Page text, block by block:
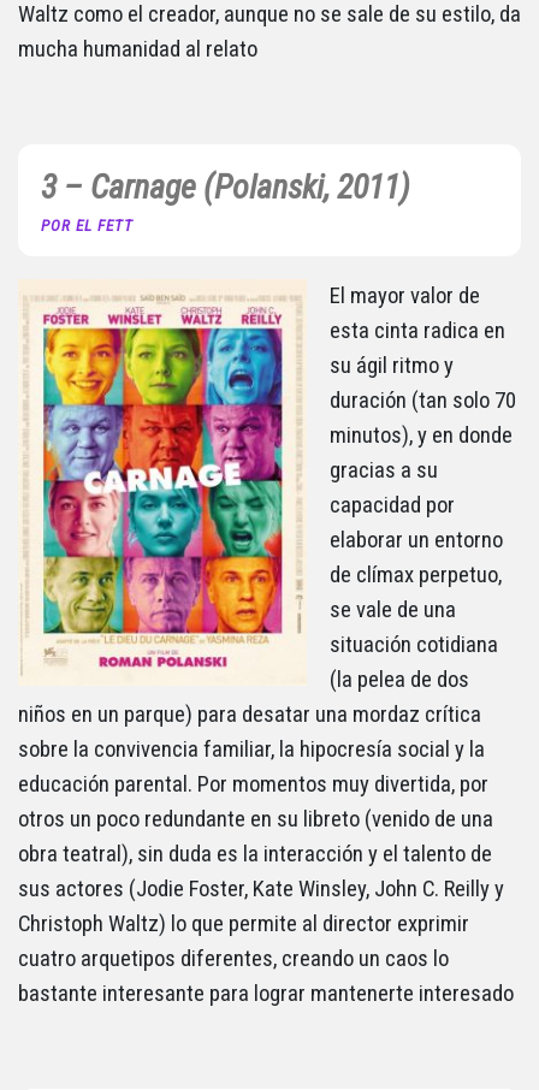
Waltz como el creador, aunque no se sale de su estilo, da
mucha humanidad al relato
3 – Carnage (Polanski, 2011)
POR EL FETT
El mayor valor de
esta cinta radica en
su ágil ritmo y
duración (tan solo 70
minutos), y en donde
gracias a su
capacidad por
elaborar un entorno
de clímax perpetuo,
se vale de una
situación cotidiana
(la pelea de dos
niños en un parque) para desatar una mordaz crítica
sobre la convivencia familiar, la hipocresía social y la
educación parental. Por momentos muy divertida, por
otros un poco redundante en su libreto (venido de una
obra teatral), sin duda es la interacción y el talento de
sus actores (Jodie Foster, Kate Winsley, John C. Reilly y
Christoph Waltz) lo que permite al director exprimir
cuatro arquetipos diferentes, creando un caos lo
bastante interesante para lograr mantenerte interesado